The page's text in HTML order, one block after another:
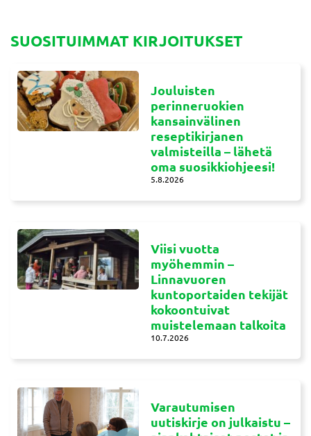
SUOSITUIMMAT KIRJOITUKSET
Jouluisten
perinneruokien
kansainvälinen
reseptikirjanen
valmisteilla – lähetä
oma suosikkiohjeesi!
5.8.2026
Viisi vuotta
myöhemmin –
Linnavuoren
kuntoportaiden tekijät
kokoontuivat
muistelemaan talkoita
10.7.2026
Varautumisen
uutiskirje on julkaistu –